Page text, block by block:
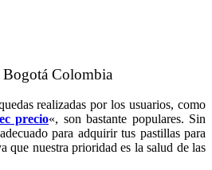
Colombia
realizadas por los usuarios, como
precio«, son bastante populares. Sin
para adquirir tus pastillas para
que nuestra prioridad es la salud de las